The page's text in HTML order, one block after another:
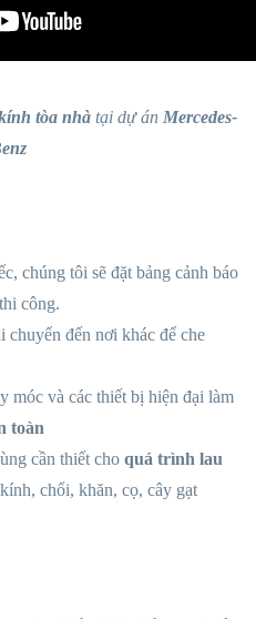
tòa nhà tại dự án Mercedes-
chúng tôi sẽ đặt bảng cảnh báo
công.
chuyển đến nơi khác để che
móc và các thiết bị hiện đại làm
toàn
cần thiết cho quá trình lau
chổi, khăn, cọ, cây gạt